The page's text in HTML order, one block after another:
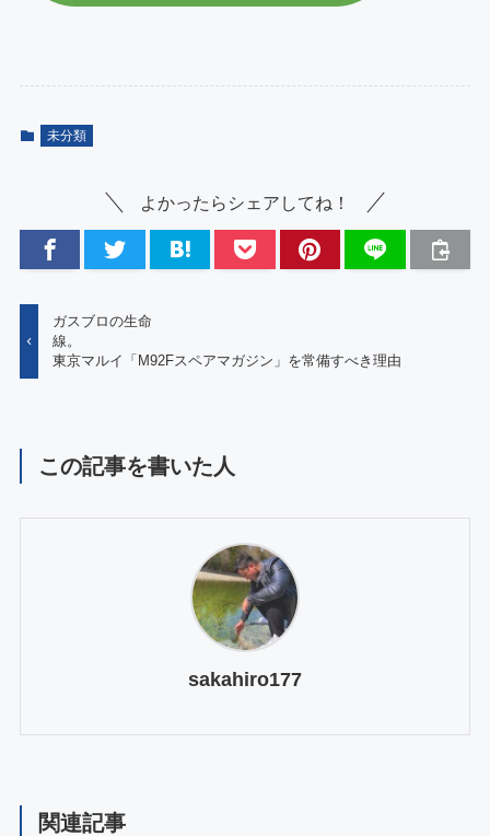
未分類
よかったらシェアしてね！
ガスブロの生命
線
東京マルイ「M92Fスペアマガジン」を常備すべき理由
この記事を書いた人
sakahiro177
関連記事